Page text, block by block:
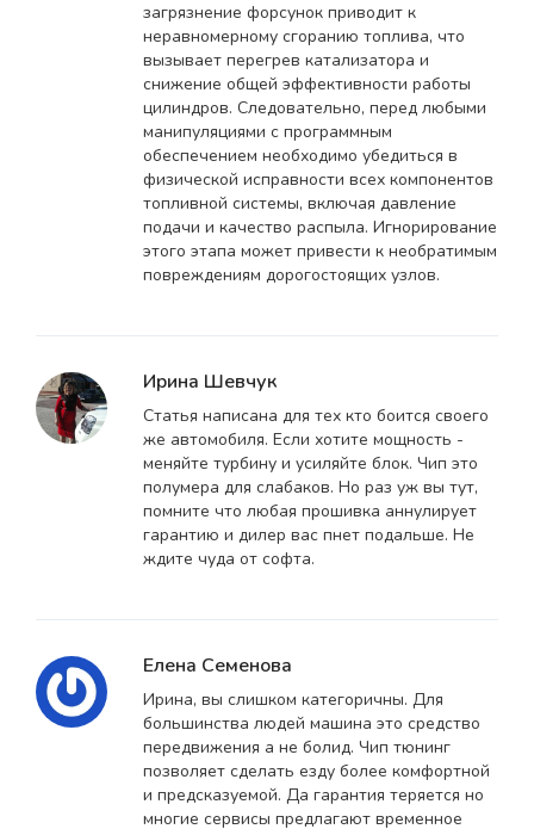
загрязнение форсунок приводит к
неравномерному сгоранию топлива, что
вызывает перегрев катализатора и
снижение общей эффективности работы
цилиндров. Следовательно, перед любыми
манипуляциями с программным
обеспечением необходимо убедиться в
физической исправности всех компонентов
топливной системы, включая давление
подачи и качество распыла. Игнорирование
этого этапа может привести к необратимым
повреждениям дорогостоящих узлов.
Ирина Шевчук
Статья написана для тех кто боится своего
же автомобиля. Если хотите мощность -
меняйте турбину и усиляйте блок. Чип это
полумера для слабаков. Но раз уж вы тут,
помните что любая прошивка аннулирует
гарантию и дилер вас пнет подальше. Не
ждите чуда от софта.
Елена Семенова
Ирина, вы слишком категоричны. Для
большинства людей машина это средство
передвижения а не болид. Чип тюнинг
позволяет сделать езду более комфортной
и предсказуемой. Да гарантия теряется но
многие сервисы предлагают временное